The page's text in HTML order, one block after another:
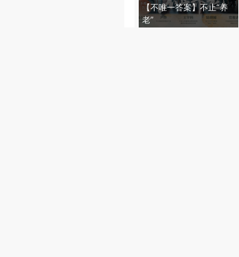
【不唯一答案】不止“养
老”